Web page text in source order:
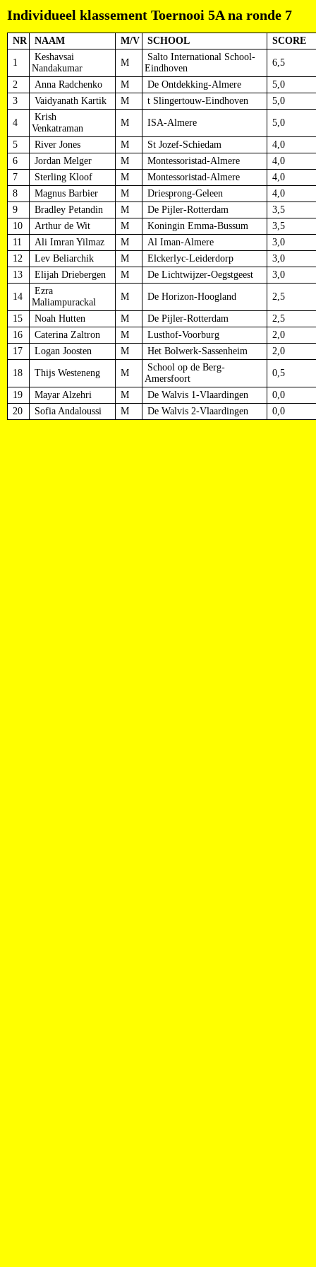
Individueel klassement Toernooi 5A na ronde 7
NR NAAM M/V SCHOOL SCORE
1
Keshavsai
Nandakumar
M
Salto International School-
Eindhoven
6,5
2 Anna Radchenko M De Ontdekking-Almere
5,0
3
Vaidyanath Kartik M t Slingertouw-Eindhoven 5,0
4
Krish
Venkatraman
M ISA-Almere 5,0
5 River Jones M St Jozef-Schiedam
4,0
6
Jordan Melger M Montessoristad-Almere
4,0
7
Sterling Kloof M Montessoristad-Almere
4,0
8
Magnus Barbier M Driesprong-Geleen
4,0
9
Bradley Petandin M De Pijler-Rotterdam
3,5
10
Arthur de Wit M Koningin Emma-Bussum
3,5
11
Ali Imran Yilmaz M Al Iman-Almere
3,0
12
Lev Beliarchik M Elckerlyc-Leiderdorp
3,0
13
Elijah Driebergen M De Lichtwijzer-Oegstgeest 3,0
14
Ezra
Maliampurackal
M De Horizon-Hoogland 2,5
15 Noah Hutten M De Pijler-Rotterdam
2,5
16
Caterina Zaltron M Lusthof-Voorburg
2,0
17
Logan Joosten M Het Bolwerk-Sassenheim 2,0
18 Thijs Westeneng M
School op de Berg-
Amersfoort
0,5
19 Mayar Alzehri M De Walvis 1-Vlaardingen
0,0
20
Sofia Andaloussi M De Walvis 2-Vlaardingen 0,0